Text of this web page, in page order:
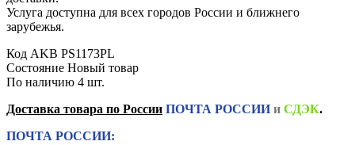
Услуга доступна для всех городов России и ближнего
зарубежья.
Код AKB PS1173PL
Состояние Новый товар
По наличию 4 шт.
Доставка товара по России ПОЧТА РОССИИи СДЭК.
ПОЧТА РОССИИ: